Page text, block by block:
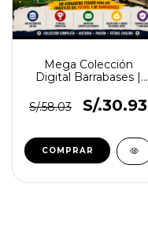
Mega Colección
Digital Barrabases |
Torneo Chileno 1960
S/.58.03 S/.30.93